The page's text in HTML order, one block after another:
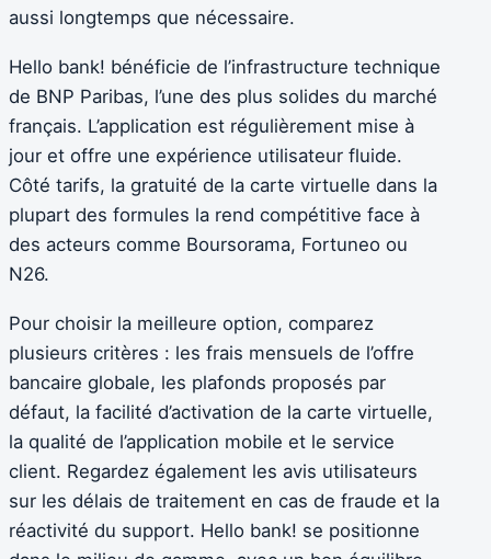
aussi longtemps que nécessaire.
Hello bank! bénéficie de l’infrastructure technique
de BNP Paribas, l’une des plus solides du marché
français. L’application est régulièrement mise à
jour et offre une expérience utilisateur fluide.
Côté tarifs, la gratuité de la carte virtuelle dans la
plupart des formules la rend compétitive face à
des acteurs comme Boursorama, Fortuneo ou
N26.
Pour choisir la meilleure option, comparez
plusieurs critères : les frais mensuels de l’offre
bancaire globale, les plafonds proposés par
défaut, la facilité d’activation de la carte virtuelle,
la qualité de l’application mobile et le service
client. Regardez également les avis utilisateurs
sur les délais de traitement en cas de fraude et la
réactivité du support. Hello bank! se positionne